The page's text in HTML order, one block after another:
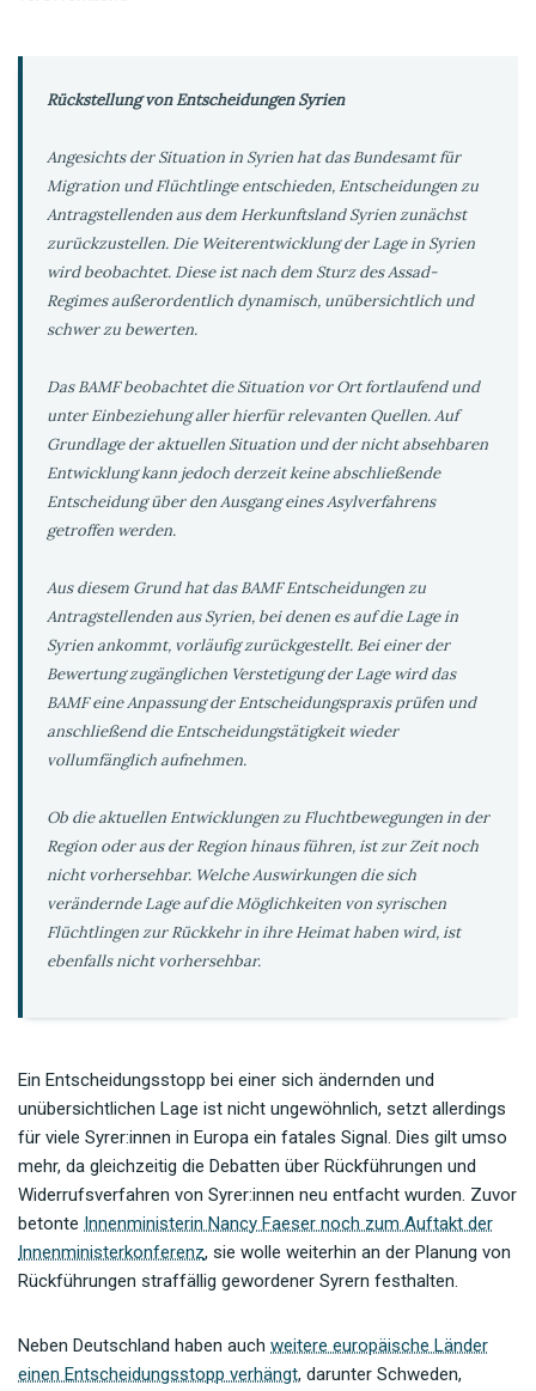
Rückstellung von Entscheidungen Syrien
Angesichts der Situation in Syrien hat das Bundesamt für
Migration und Flüchtlinge entschieden, Entscheidungen zu
Antragstellenden aus dem Herkunftsland Syrien zunächst
zurückzustellen. Die Weiterentwicklung der Lage in Syrien
wird beobachtet. Diese ist nach dem Sturz des Assad-
Regimes außerordentlich dynamisch, unübersichtlich und
schwer zu bewerten.
Das BAMF beobachtet die Situation vor Ort fortlaufend und
unter Einbeziehung aller hierfür relevanten Quellen. Auf
Grundlage der aktuellen Situation und der nicht absehbaren
Entwicklung kann jedoch derzeit keine abschließende
Entscheidung über den Ausgang eines Asylverfahrens
getroffen werden.
Aus diesem Grund hat das BAMF Entscheidungen zu
Antragstellenden aus Syrien, bei denen es auf die Lage in
Syrien ankommt, vorläufig zurückgestellt. Bei einer der
Bewertung zugänglichen Verstetigung der Lage wird das
BAMF eine Anpassung der Entscheidungspraxis prüfen und
anschließend die Entscheidungstätigkeit wieder
vollumfänglich aufnehmen.
Ob die aktuellen Entwicklungen zu Fluchtbewegungen in der
Region oder aus der Region hinaus führen, ist zur Zeit noch
nicht vorhersehbar. Welche Auswirkungen die sich
verändernde Lage auf die Möglichkeiten von syrischen
Flüchtlingen zur Rückkehr in ihre Heimat haben wird, ist
ebenfalls nicht vorhersehbar.
Ein Entscheidungsstopp bei einer sich ändernden und
unübersichtlichen Lage ist nicht ungewöhnlich, setzt allerdings
für viele Syrer:innen in Europa ein fatales Signal. Dies gilt umso
mehr, da gleichzeitig die Debatten über Rückführungen und
Widerrufsverfahren von Syrer:innen neu entfacht wurden. Zuvor
betonte Innenministerin Nancy Faeser noch zum Auftakt der
Innenministerkonferenz, sie wolle weiterhin an der Planung von
Rückführungen straffällig gewordener Syrern festhalten.
Neben Deutschland haben auch weitere europäische Länder
einen Entscheidungsstopp verhängt, darunter Schweden,